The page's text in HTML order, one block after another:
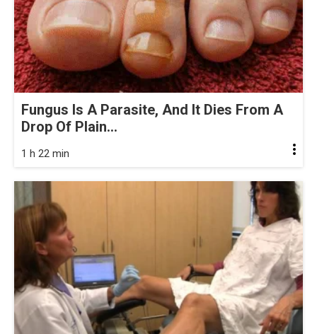
Fungus Is A Parasite, And It Dies From A
Drop Of Plain...
1 h 22 min